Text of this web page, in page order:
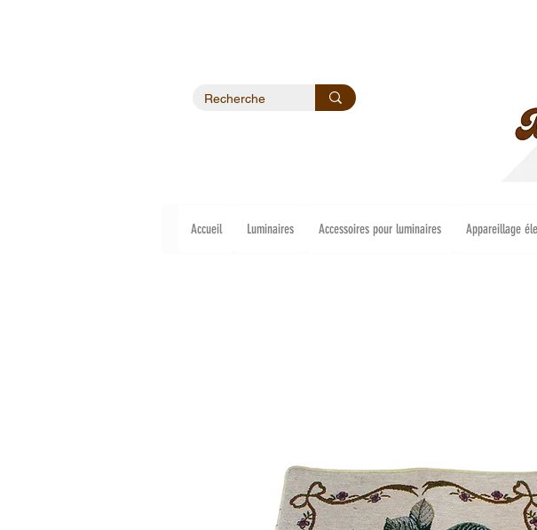
Accueil Luminaires Accessoires pour luminaires Appareillage